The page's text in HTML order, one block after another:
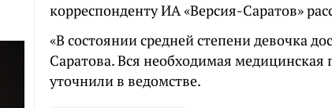
корреспонденту ИА «Версия-Саратов»
«В состоянии средней степени девочка
Саратова. Вся необходимая
уточнили в ведомстве.